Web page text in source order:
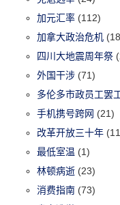
加元汇率 (112)
加拿大政治危机
四川大地震周年祭
外国干涉 (71)
多伦多市政员工罢
手机携号跨网 (21)
改革开放三十年
最低室温 (1)
林顿病逝 (23)
消费指南 (73)